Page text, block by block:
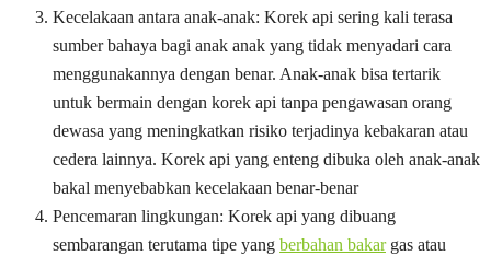
Kecelakaan antara anak-anak: Korek api sering kali terasa
sumber bahaya bagi anak anak yang tidak menyadari cara
menggunakannya dengan benar. Anak-anak bisa tertarik
untuk bermain dengan korek api tanpa pengawasan orang
dewasa yang meningkatkan risiko terjadinya kebakaran atau
cedera lainnya. Korek api yang enteng dibuka oleh anak-anak
bakal menyebabkan kecelakaan benar-benar
Pencemaran lingkungan: Korek api yang dibuang
sembarangan terutama tipe yang berbahan bakargas atau